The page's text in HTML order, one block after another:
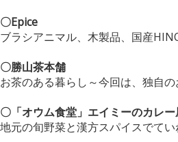
〇Epice
ブラシアニマル、木製品、国産
〇勝山茶本舗
お茶のある暮らし～今回は、独自
〇「オウム食堂」エイミーのカレー
地元の旬野菜と漢方スパイスでて